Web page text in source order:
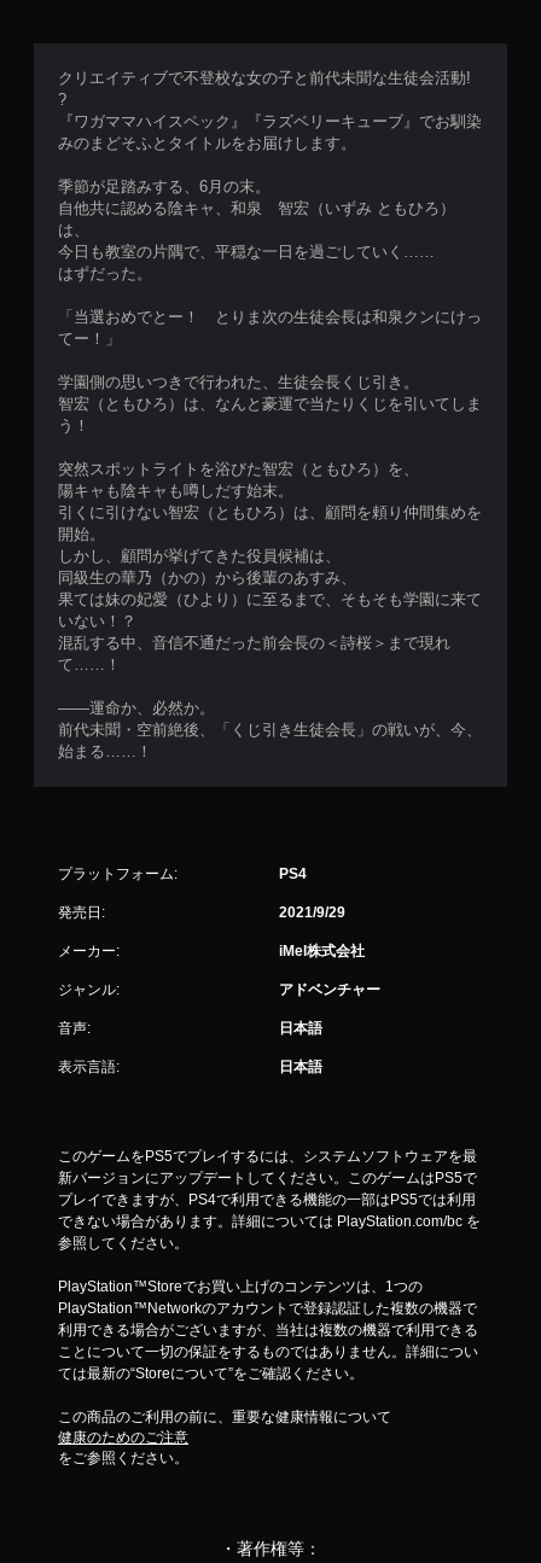
クリエイティブで不登校な女の子と前代未聞な生徒会活動!
?
『ワガママハイスペック』『ラズベリーキューブ』でお馴染
みのまどそふとタイトルをお届けします。
季節が足踏みする、6月の末。
自他共に認める陰キャ、和泉 智宏（いずみ ともひろ）
は、
今日も教室の片隅で、平穏な一日を過ごしていく……
はずだった。
「当選おめでとー！ とりま次の生徒会長は和泉クンにけっ
てー！」
学園側の思いつきで行われた、生徒会長くじ引き。
智宏（ともひろ）は、なんと豪運で当たりくじを引いてしま
う！
突然スポットライトを浴びた智宏（ともひろ）を、
陽キャも陰キャも噂しだす始末。
引くに引けない智宏（ともひろ）は、顧問を頼り仲間集めを
開始。
しかし、顧問が挙げてきた役員候補は、
同級生の華乃（かの）から後輩のあすみ、
果ては妹の妃愛（ひより）に至るまで、そもそも学園に来て
いない！？
混乱する中、音信不通だった前会長の＜詩桜＞まで現れ
て……！
――運命か、必然か。
前代未聞・空前絶後、「くじ引き生徒会長」の戦いが、今、
始まる……！
プラットフォーム: PS4
発売日: 2021/9/29
メーカー: iMel株式会社
ジャンル: アドベンチャー
音声: 日本語
表示言語: 日本語
このゲームをPS5でプレイするには、システムソフトウェアを最
新バージョンにアップデートしてください。このゲームはPS5で
プレイできますが、PS4で利用できる機能の一部はPS5では利用
できない場合があります。詳細については PlayStation.com/bc を
参照してください。
PlayStation™Storeでお買い上げのコンテンツは、1つの
PlayStation™Networkのアカウントで登録認証した複数の機器で
利用できる場合がございますが、当社は複数の機器で利用できる
ことについて一切の保証をするものではありません。詳細につい
ては最新の“Storeについて”をご確認ください。
この商品のご利用の前に、重要な健康情報について
健康のためのご注意
をご参照ください。
・著作権等：